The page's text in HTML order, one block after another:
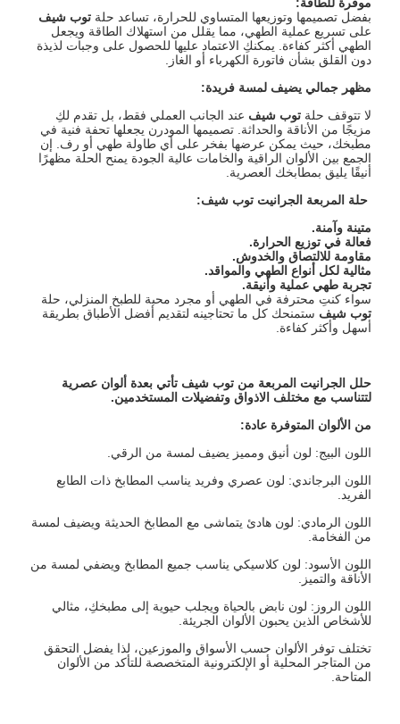
بفضل تصميمها وتوزيعها المتساوي للحرارة، تساعد حلةتوب شيف
على تسريع عملية الطهي، مما يقلل من استهلاك الطاقة ويجعل
الطهي أكثر كفاءة. يمكنكِ الاعتماد عليها للحصول على وجبات لذيذة
دون القلق بشأن فاتورة الكهرباء أو الغاز.
مظهر جمالي يضيف لمسة فريدة:
لا تتوقف حلةتوب شيف عند الجانب العملي فقط، بل تقدم لكِ
مزيجًا من الأناقة والحداثة. تصميمها المودرن يجعلها تحفة فنية في
مطبخك، حيث يمكن عرضها بفخر على أي طاولة طهي أو رف. إن
الجمع بين الألوان الراقية والخامات عالية الجودة يمنح الحلة مظهرًا
أنيقًا يليق بمطابخك العصرية.
حلة المربعة الجرانيت توب شيف:
متينة وآمنة.
فعالة في توزيع الحرارة.
مقاومة للالتصاق والخدوش.
مثالية لكل أنواع الطهي والمواقد.
تجربة طهي عملية وأنيقة.
سواء كنتِ محترفة في الطهي أو مجرد محبة للطبخ المنزلي، حلة
توب شيف ستمنحك كل ما تحتاجينه لتقديم أفضل الأطباق بطريقة
أسهل وأكثر كفاءة.
حلل الجرانيت المربعة من توب شيف تأتي بعدة ألوان عصرية
لتتناسب مع مختلف الاذواق وتفضيلات المستخدمين.
من الألوان المتوفرة عادة:
اللون البيج: لون أنيق ومميز يضيف لمسة من الرقي.
اللون البرجاندي: لون عصري وفريد يناسب المطابخ ذات الطابع
الفريد.
اللون الرمادي: لون هادئ يتماشى مع المطابخ الحديثة ويضيف لمسة
من الفخامة.
اللون الأسود: لون كلاسيكي يناسب جميع المطابخ ويضفي لمسة من
الأناقة والتميز.
اللون الروز: لون نابض بالحياة ويجلب حيوية إلى مطبخكِ، مثالي
للأشخاص الذين يحبون الألوان الجريئة.
تختلف توفر الألوان حسب الأسواق والموزعين، لذا يفضل التحقق
من المتاجر المحلية أو الإلكترونية المتخصصة للتأكد من الألوان
المتاحة.